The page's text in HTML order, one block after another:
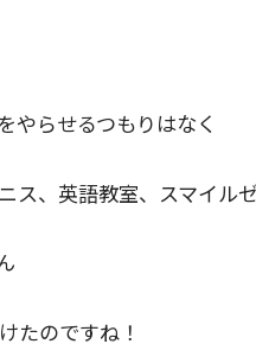
やらせるつもりはなく
ス、英語教室、スマイル
たのですね！